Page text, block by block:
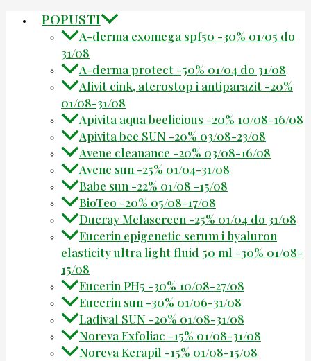
POPUSTI
A-derma exomega spf50 -30% 01/05 do
31/08
A-derma protect -50% 01/04 do 31/08
Alivit cink, aterostop i antiparazit -20%
01/08-31/08
Apivita aqua beelicious -20% 10/08-16/08
Apivita bee SUN -20% 03/08-23/08
Avene cleanance -20% 03/08-16/08
Avene sun -25% 01/04-31/08
Babe sun -22% 01/08 -15/08
BioTeo -20% 05/08-17/08
Ducray Melascreen -25% 01/04 do 31/08
Eucerin epigenetic serum i hyaluron
elasticity ultra light fluid 50 ml -30% 01/08-
15/08
Eucerin PH5 -30% 10/08-27/08
Eucerin sun -30% 01/06-31/08
Ladival SUN -20% 01/08-31/08
Noreva Exfoliac -15% 01/08-31/08
Noreva Kerapil -15% 01/08-15/08